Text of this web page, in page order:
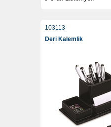
103113
Deri Kalemlik